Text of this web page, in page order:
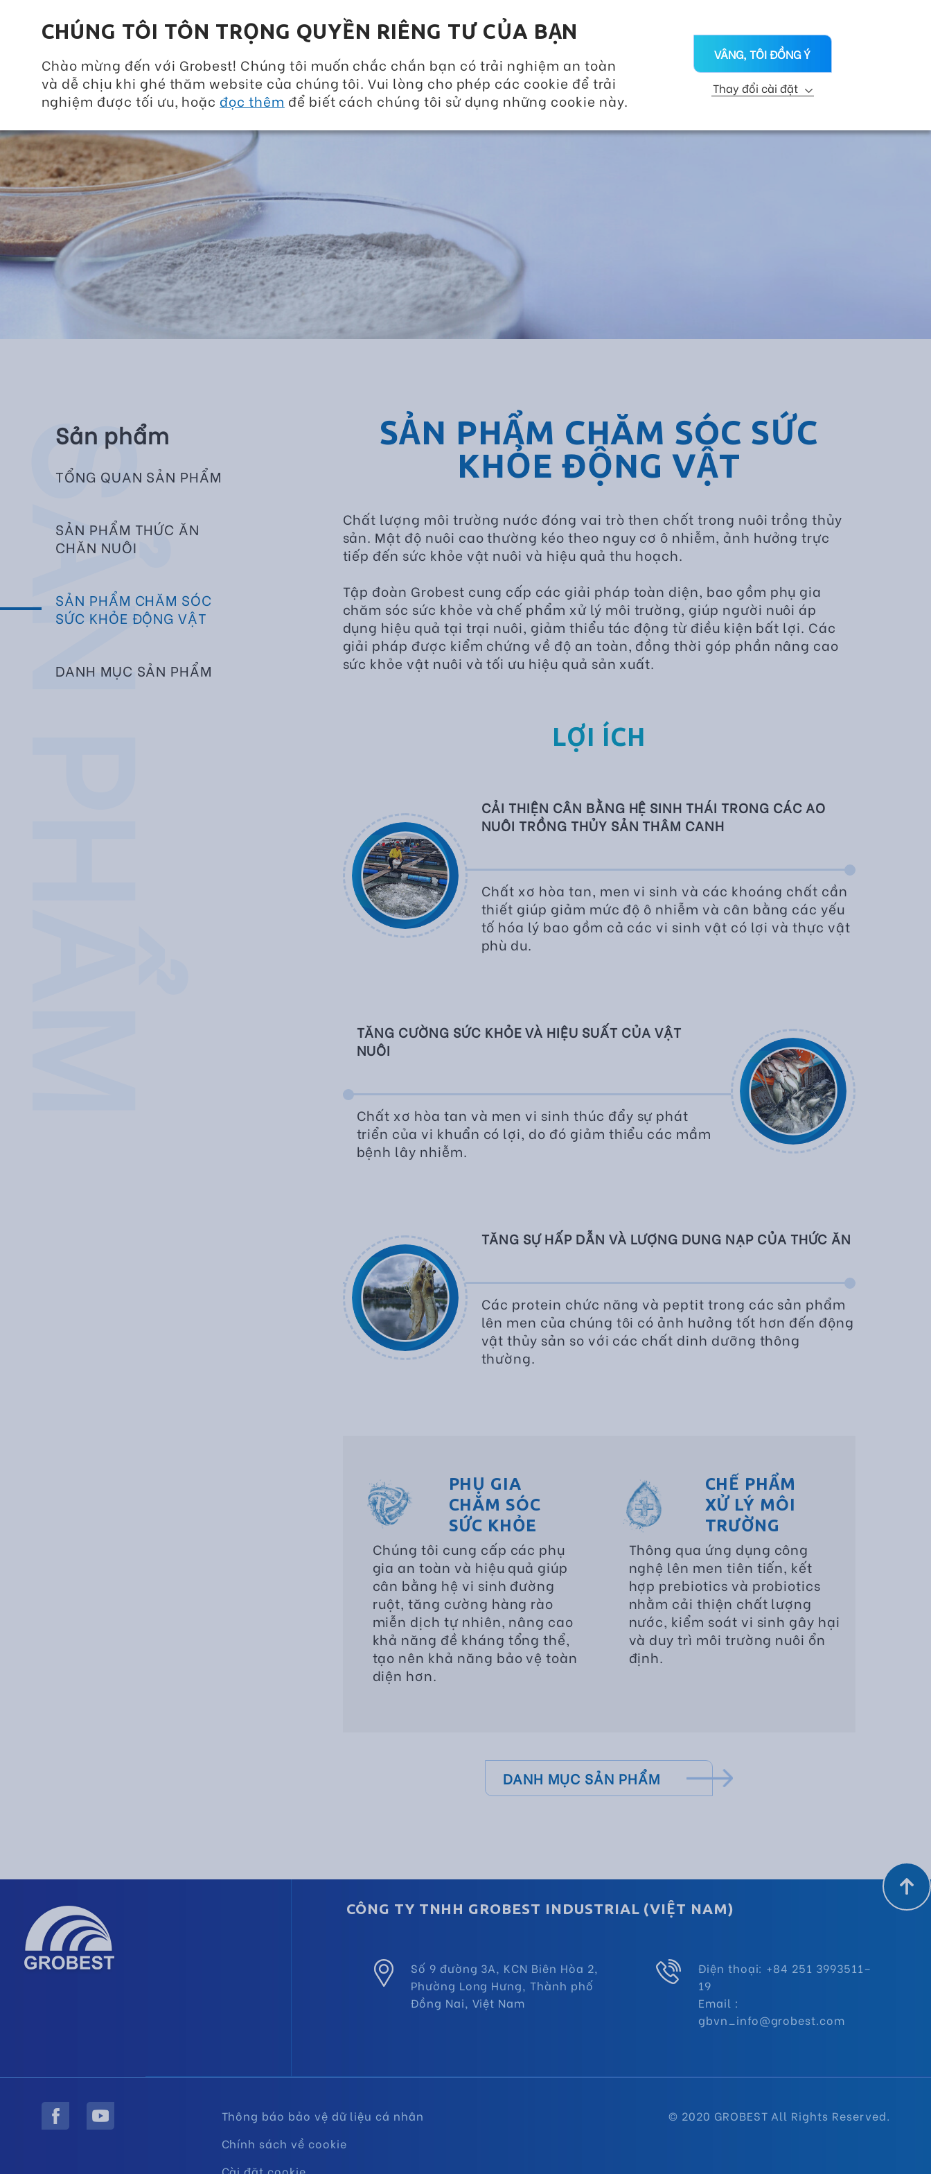
CHÚNG TÔI TÔN TRỌNG QUYỀN RIÊNG TƯ CỦA BẠN
Chào mừng đến với Grobest! Chúng tôi muốn chắc chắn bạn có trải nghiệm an toàn
và dễ chịu khi ghé thăm website của chúng tôi. Vui lòng cho phép các cookie để trải
nghiệm được tối ưu, hoặc đọc thêm để biết cách chúng tôi sử dụng những cookie này.
VÂNG, TÔI ĐỒNG Ý
Thay đổi cài đặt
Grobest Group SỰ KIỆN VÀ TIN TỨC
GIẢI PHÁP DINH DƯỠNG 360
PHÁT TRIỂN BỀN VỮNG
R&D
DỊCH VỤ KỸ THUẬT
SẢN PHẨM
VỀ CHÚNG TÔI
Sản phẩm
TỔNG QUAN SẢN PHẨM
SẢN PHẨM THỨC ĂN
CHĂN NUÔI
SẢN PHẨM CHĂM SÓC
SỨC KHỎE ĐỘNG VẬT
DANH MỤC SẢN PHẨM
SẢN PHẨM CHĂM SÓC SỨC
KHỎE ĐỘNG VẬT
Chất lượng môi trường nước đóng vai trò then chốt trong nuôi trồng thủy
sản. Mật độ nuôi cao thường kéo theo nguy cơ ô nhiễm, ảnh hưởng trực
tiếp đến sức khỏe vật nuôi và hiệu quả thu hoạch.
Tập đoàn Grobest cung cấp các giải pháp toàn diện, bao gồm phụ gia
chăm sóc sức khỏe và chế phẩm xử lý môi trường, giúp người nuôi áp
dụng hiệu quả tại trại nuôi, giảm thiểu tác động từ điều kiện bất lợi. Các
giải pháp được kiểm chứng về độ an toàn, đồng thời góp phần nâng cao
sức khỏe vật nuôi và tối ưu hiệu quả sản xuất.
LỢI ÍCH
CẢI THIỆN CÂN BẰNG HỆ SINH THÁI TRONG CÁC AO
NUÔI TRỒNG THỦY SẢN THÂM CANH
Chất xơ hòa tan, men vi sinh và các khoáng chất cần
thiết giúp giảm mức độ ô nhiễm và cân bằng các yếu
tố hóa lý bao gồm cả các vi sinh vật có lợi và thực vật
phù du.
TĂNG CƯỜNG SỨC KHỎE VÀ HIỆU SUẤT CỦA VẬT
NUÔI
Chất xơ hòa tan và men vi sinh thúc đẩy sự phát
triển của vi khuẩn có lợi, do đó giảm thiểu các mầm
bệnh lây nhiễm.
TĂNG SỰ HẤP DẪN VÀ LƯỢNG DUNG NẠP CỦA THỨC ĂN
Các protein chức năng và peptit trong các sản phẩm
lên men của chúng tôi có ảnh hưởng tốt hơn đến động
vật thủy sản so với các chất dinh dưỡng thông
thường.
PHỤ GIA
CHĂM SÓC
SỨC KHỎE
Chúng tôi cung cấp các phụ
gia an toàn và hiệu quả giúp
cân bằng hệ vi sinh đường
ruột, tăng cường hàng rào
miễn dịch tự nhiên, nâng cao
khả năng đề kháng tổng thể,
tạo nên khả năng bảo vệ toàn
diện hơn.
CHẾ PHẨM
XỬ LÝ MÔI
TRƯỜNG
Thông qua ứng dụng công
nghệ lên men tiên tiến, kết
hợp prebiotics và probiotics
nhằm cải thiện chất lượng
nước, kiểm soát vi sinh gây hại
và duy trì môi trường nuôi ổn
định.
DANH MỤC SẢN PHẨM
CÔNG TY TNHH GROBEST INDUSTRIAL (VIỆT NAM)
Số 9 đường 3A, KCN Biên Hòa 2,
Phường Long Hưng, Thành phố
Đồng Nai, Việt Nam
Điện thoại: +84 251 3993511–
19
Email :
gbvn_info@grobest.com
Thông báo bảo vệ dữ liệu cá nhân
Chính sách về cookie
© 2020 GROBEST All Rights Reserved.